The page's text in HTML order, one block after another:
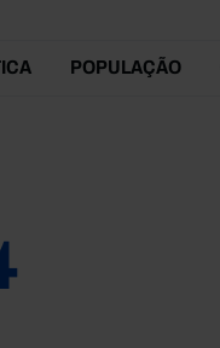
POPULAÇÃO